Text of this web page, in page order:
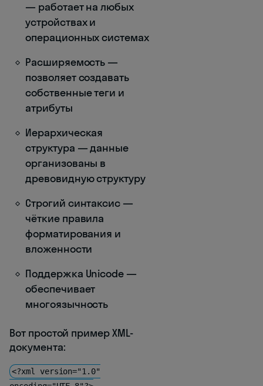
— работает на любых
устройствах и
операционных системах
Расширяемость —
позволяет создавать
собственные теги и
атрибуты
Иерархическая
структура — данные
организованы в
древовидную структуру
Строгий синтаксис —
чёткие правила
форматирования и
вложенности
Поддержка Unicode —
обеспечивает
многоязычность
Вот простой пример XML-
документа:
<?xml version="1.0"